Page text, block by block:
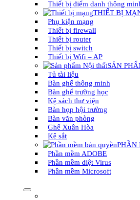
Thiết bị điểm danh thông
THIẾT BỊ
Phụ kiện mạng
Thiết bị firewall
Thiết bị router
Thiết bị switch
Thiết bị Wifi – AP
SẢN
Tủ tài liệu
Bàn ghế thông minh
Bàn ghế trường học
Kệ sách thư viện
Bàn họp hội trường
Bàn văn phòng
Ghế Xuân Hòa
Kệ sắt
PHẦN
Phần mềm ADOBE
Phần mềm diệt Virus
Phần mềm Microsoft